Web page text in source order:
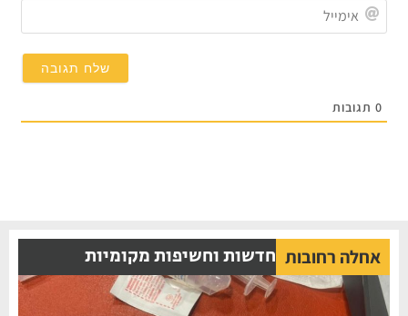
0תגובות
אחלה רחובות חדשות וחשיפות מקומיות